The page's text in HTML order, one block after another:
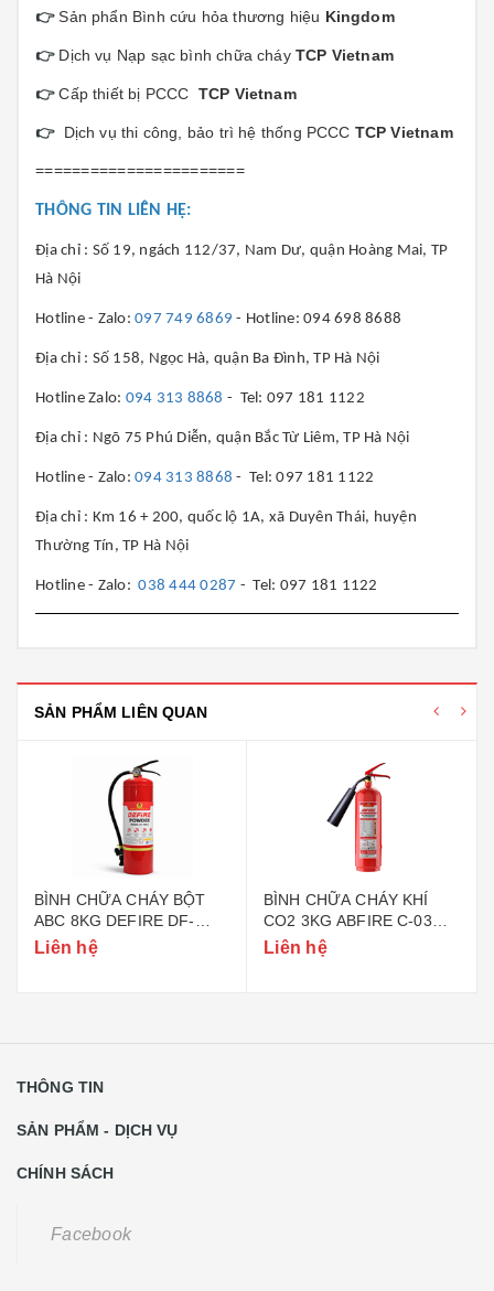
👉Sản phẩn Bình cứu hỏa thương hiệu Kingdom
👉 Dịch vụ Nạp sạc bình chữa cháy TCP Vietnam
👉Cấp thiết bị PCCC TCP Vietnam
👉 Dịch vụ thi công, bảo trì hệ thống PCCC TCP Vietnam
=======================
THÔNG TIN LIÊN HỆ:
Địa chỉ : Số 19, ngách 112/37, Nam Dư, quận Hoàng Mai, TP
Hà Nội
Hotline - Zalo: 097 749 6869- Hotline: 094 698 8688
Địa chỉ : Số 158, Ngọc Hà, quận Ba Đình, TP Hà Nội
Hotline Zalo: 094 313 8868 - Tel: 097 181 1122
Địa chỉ : Ngõ 75 Phú Diễn, quận Bắc Từ Liêm, TP Hà Nội
Hotline - Zalo: 094 313 8868- Tel: 097 181 1122
Địa chỉ : Km 16 + 200, quốc lộ 1A, xã Duyên Thái, huyện
Thường Tín, TP Hà Nội
Hotline - Zalo:038 444 0287 - Tel: 097 181 1122
SẢN PHẨM LIÊN QUAN
BÌNH CHỮA CHÁY BỘT
ABC 8KG DEFIRE DF-
ABC8 (BỘ CÔNG AN)
Liên hệ
BÌNH CHỮA CHÁY KHÍ
CO2 3KG ABFIRE C-03
(TEM BỘ CÔNG AN)
Liên hệ
THÔNG TIN
SẢN PHẨM - DỊCH VỤ
CHÍNH SÁCH
Facebook